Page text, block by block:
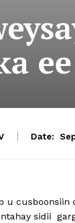
Date:
u cusboonsiin
sidii